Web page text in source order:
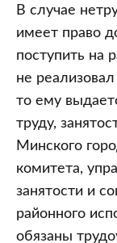
В случае
имеет право
поступить на
не
то ему
труду,
Минского
комитета,
занятости и
районного
обязаны